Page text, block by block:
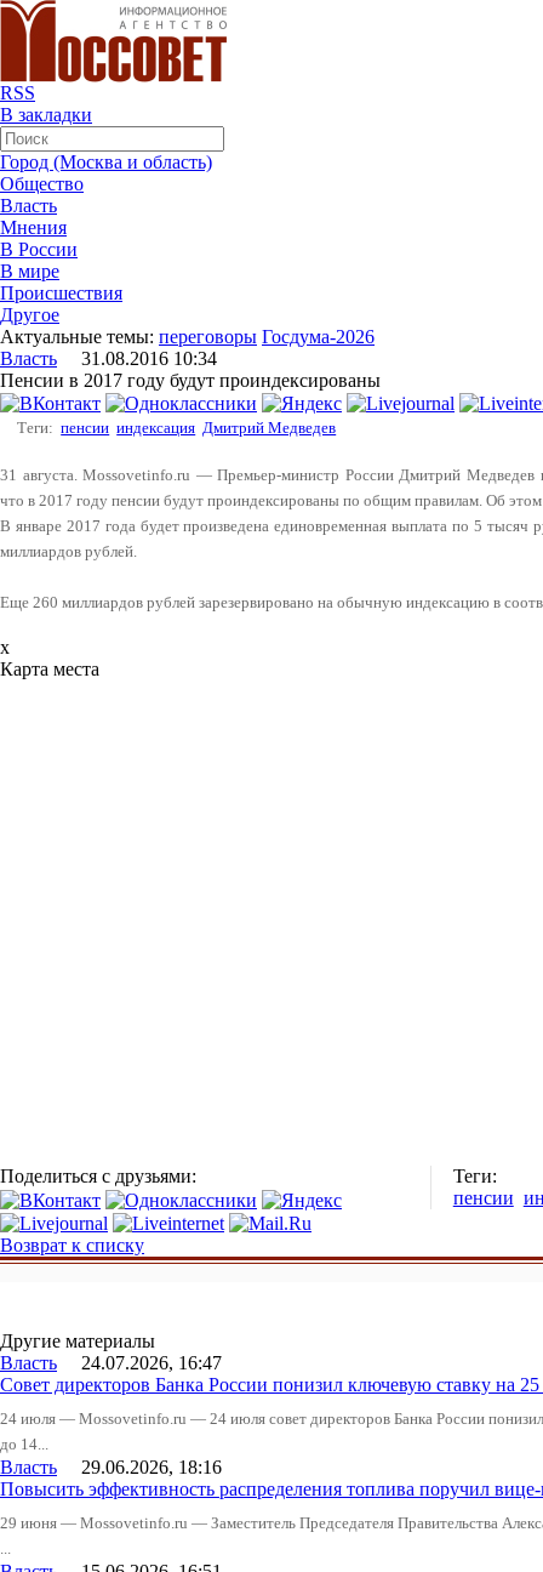
RSS
В закладки
Город (Москва и область)
Общество
Власть
Мнения
В России
В мире
Происшествия
Другое
Актуальные темы: переговоры Госдума-2026
Власть 31.08.2016 10:34
Пенсии в 2017 году будут проиндексированы
Теги: пенсии индексация Дмитрий Медведев
31 августа. Mossovetinfo.ru — Премьер-министр России Дмитрий Медведев
что в 2017 году пенсии будут проиндексированы по общим правилам. Об
В январе 2017 года будет произведена единовременная выплата по 5 тысяч
миллиардов рублей.
Еще 260 миллиардов рублей зарезервировано на обычную индексацию в
x
Карта места
Поделиться с друзьями:
Теги:
пенсии
Возврат к списку
Другие материалы
Власть 24.07.2026, 16:47
Совет директоров Банка России понизил ключевую ставку на
24 июля — Mossovetinfo.ru — 24 июля совет директоров Банка России
до 14...
Власть 29.06.2026, 18:16
Повысить эффективность распределения топлива поручил
29 июня — Mossovetinfo.ru — Заместитель Председателя Правительства
...